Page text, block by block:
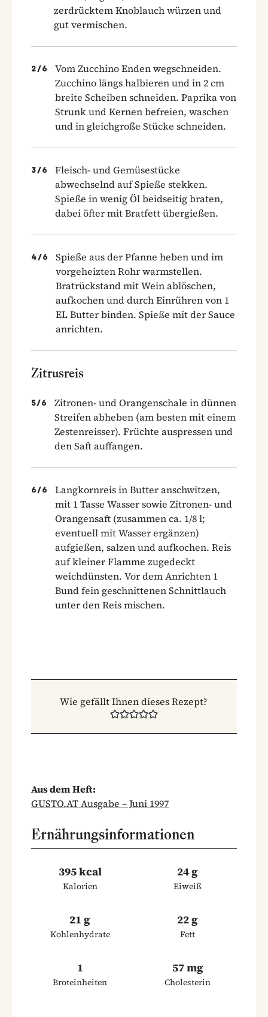
zerdrücktem Knoblauch würzen und
gut vermischen.
2 /6
Vom Zucchino Enden wegschneiden.
Zucchino längs halbieren und in 2 cm
breite Scheiben schneiden. Paprika von
Strunk und Kernen befreien, waschen
und in gleichgroße Stücke schneiden.
3 /6
Fleisch- und Gemüsestücke
abwechselnd auf Spieße stekken.
Spieße in wenig Öl beidseitig braten,
dabei öfter mit Bratfett übergießen.
4 /6
Spieße aus der Pfanne heben und im
vorgeheizten Rohr warmstellen.
Bratrückstand mit Wein ablöschen,
aufkochen und durch Einrühren von 1
EL Butter binden. Spieße mit der Sauce
anrichten.
Zitrusreis
5/6
Zitronen- und Orangenschale in dünnen
Streifen abheben (am besten mit einem
Zestenreisser). Früchte auspressen und
den Saft auffangen.
6/6
Langkornreis in Butter anschwitzen,
mit 1 Tasse Wasser sowie Zitronen- und
Orangensaft (zusammen ca. 1/8 l;
eventuell mit Wasser ergänzen)
aufgießen, salzen und aufkochen. Reis
auf kleiner Flamme zugedeckt
weichdünsten. Vor dem Anrichten 1
Bund fein geschnittenen Schnittlauch
unter den Reis mischen.
Wie gefällt Ihnen dieses Rezept?
Aus dem Heft:
GUSTO.AT Ausgabe – Juni 1997
Ernährungsinformationen
395 kcal
Kalorien
24 g
Eiweiß
21 g
Kohlenhydrate
22 g
Fett
1
Broteinheiten
57 mg
Cholesterin